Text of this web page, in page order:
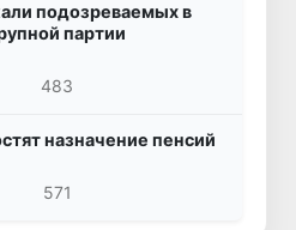
подозреваемых в
партии
483
назначение пенсий
571